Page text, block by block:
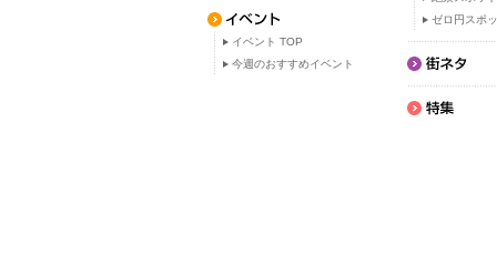
イベント TOP
今週のおすすめイベント
ゼロ円スポ